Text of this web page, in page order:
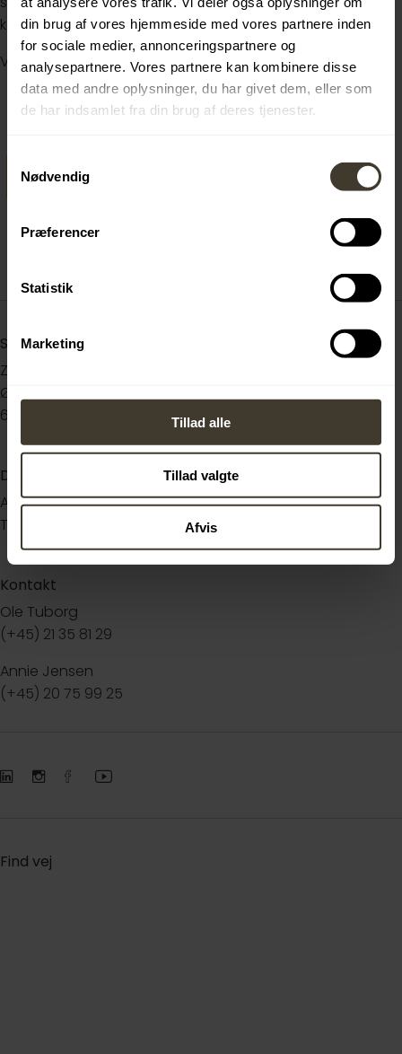
din brug af vores hjemmeside med vores partnere inden
for sociale medier, annonceringspartnere og
analysepartnere. Vores partnere kan kombinere disse
data med andre oplysninger, du har givet dem, eller som
de har indsamlet fra din brug af deres tjenester.
Samtykkevalg
Nødvendig
Præferencer
Statistik
Marketing
Tillad alle
Tillad valgte
Afvis
kandidat. Vi glæder os til at høre fra dig.
Venligst henvis til elevportalen.dk ved ansøgning
Sted
Zeppelin Danmark A/S
Øresundsvej 9
6715 Esbjerg
Datoer
Ansøgningsfrist: Hurtigst muligt
Tiltrædelse: Hurtigst muligt
Kontakt
Ole Tuborg
(+45) 21 35 81 29
Annie Jensen
(+45) 20 75 99 25
Find vej